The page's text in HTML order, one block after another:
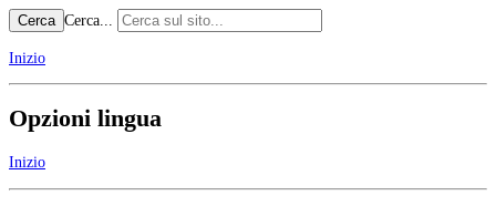
Cerca Cerca...
Inizio
Opzioni lingua
Inizio